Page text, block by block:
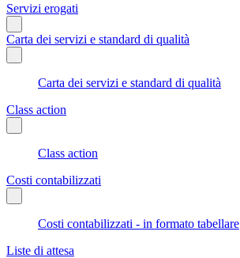
Servizi erogati
Carta dei servizi e standard di qualità
Carta dei servizi e standard di qualità
Class action
Class action
Costi contabilizzati
Costi contabilizzati - in formato tabellare
Liste di attesa